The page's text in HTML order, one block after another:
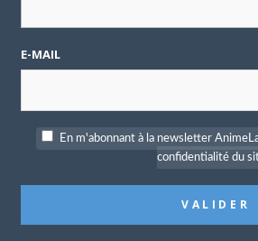
E-MAIL
En m'abonnant à la newsletter
confidentialité du